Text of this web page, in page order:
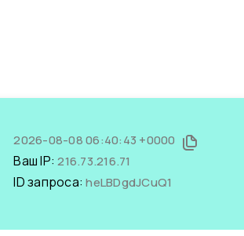
2026-08-08 06:40:43 +0000
Ваш IP:216.73.216.71
ID запроса:heLBDgdJCuQ1